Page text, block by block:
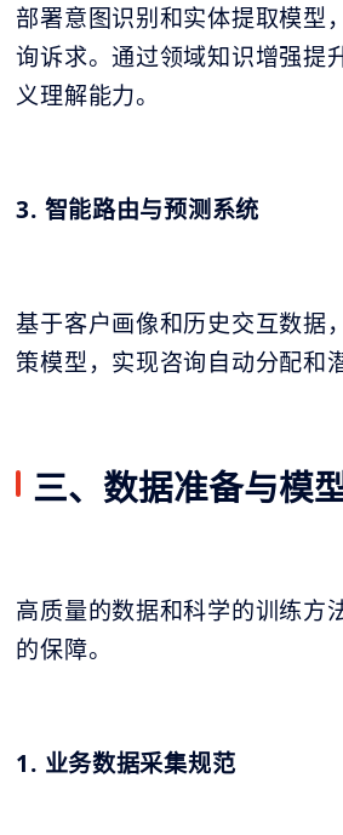
部署意图识别和实体提取模型
询诉求。通过领域知识增强提
义理解能力。
3. 智能路由与预测系统
基于客户画像和历史交互数据
策模型，实现咨询自动分配和
三、数据准备与模
高质量的数据和科学的训练方
的保障。
1. 业务数据采集规范